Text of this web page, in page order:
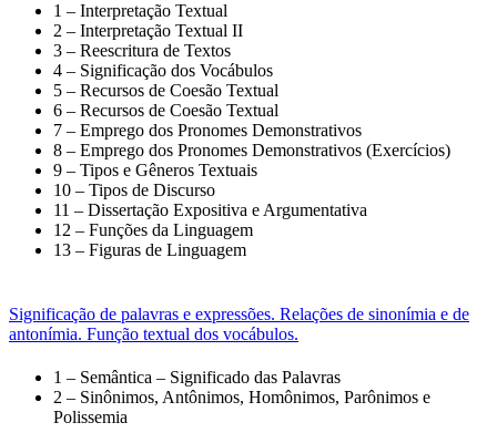
1 – Interpretação Textual
2 – Interpretação Textual II
3 – Reescritura de Textos
4 – Significação dos Vocábulos
5 – Recursos de Coesão Textual
6 – Recursos de Coesão Textual
7 – Emprego dos Pronomes Demonstrativos
8 – Emprego dos Pronomes Demonstrativos (Exercícios)
9 – Tipos e Gêneros Textuais
10 – Tipos de Discurso
11 – Dissertação Expositiva e Argumentativa
12 – Funções da Linguagem
13 – Figuras de Linguagem
Significação de palavras e expressões. Relações de sinonímia e de
antonímia. Função textual dos vocábulos.
1 – Semântica – Significado das Palavras
2 – Sinônimos, Antônimos, Homônimos, Parônimos e
Polissemia